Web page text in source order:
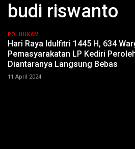
budi riswanto
POLHUKAM
Hari Raya Idulfitri 1445 H, 634
Pemasyarakatan LP Kediri
Diantaranya Langsung Bebas
11 April 2024